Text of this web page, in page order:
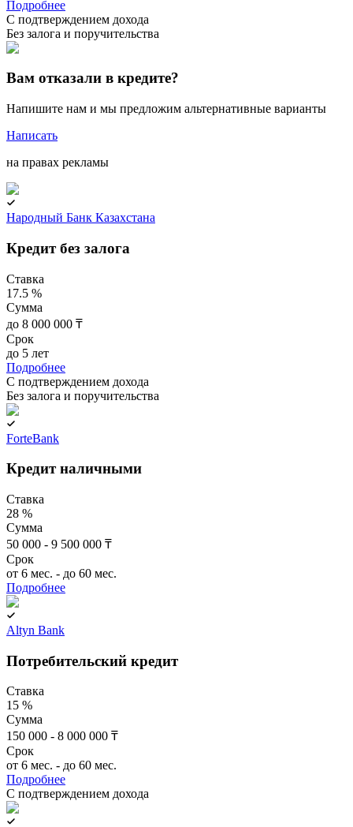
Подробнее
C подтверждением дохода
Без залога и поручительства
Вам отказали в кредите?
Напишите нам и мы предложим альтернативные варианты
Написать
на правах рекламы
Народный Банк Казахстана
Кредит без залога
Ставка
17.5 %
Сумма
до 8 000 000 ₸
Срок
до 5 лет
Подробнее
C подтверждением дохода
Без залога и поручительства
ForteBank
Кредит наличными
Ставка
28 %
Сумма
50 000 - 9 500 000 ₸
Срок
от 6 мес. - до 60 мес.
Подробнее
Altyn Bank
Потребительский кредит
Ставка
15 %
Сумма
150 000 - 8 000 000 ₸
Срок
от 6 мес. - до 60 мес.
Подробнее
C подтверждением дохода